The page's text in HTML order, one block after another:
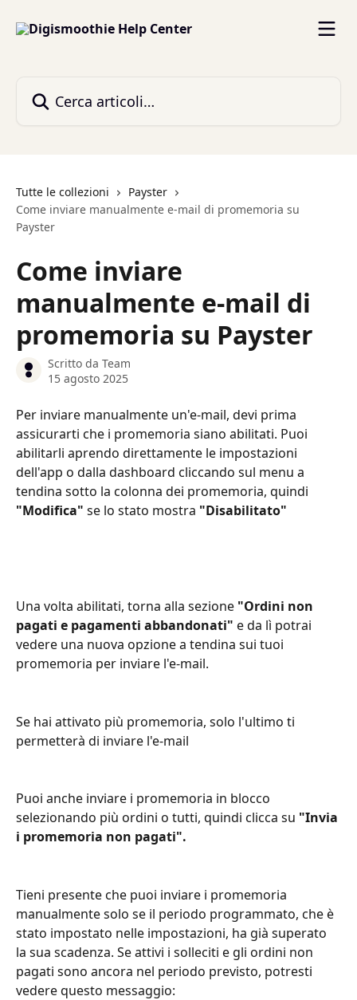
Tutte le collezioni
Payster
Come inviare manualmente e-mail di promemoria su
Payster
Come inviare
manualmente e-mail di
promemoria su Payster
Scritto da Team
15 agosto 2025
Per inviare manualmente un'e-mail, devi prima
assicurarti che i promemoria siano abilitati. Puoi
abilitarli aprendo direttamente le impostazioni
dell'app o dalla dashboard cliccando sul menu a
tendina sotto la colonna dei promemoria, quindi
"Modifica" se lo stato mostra "Disabilitato"
Una volta abilitati, torna alla sezione "Ordini non
pagati e pagamenti abbandonati" e da lì potrai
vedere una nuova opzione a tendina sui tuoi
promemoria per inviare l'e-mail.
Se hai attivato più promemoria, solo l'ultimo ti
permetterà di inviare l'e-mail
Puoi anche inviare i promemoria in blocco
selezionando più ordini o tutti, quindi clicca su "Invia
i promemoria non pagati".
Tieni presente che puoi inviare i promemoria
manualmente solo se il periodo programmato, che è
stato impostato nelle impostazioni, ha già superato
la sua scadenza. Se attivi i solleciti e gli ordini non
pagati sono ancora nel periodo previsto, potresti
vedere questo messaggio: